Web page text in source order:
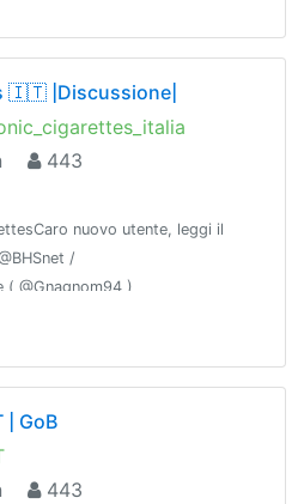
🇮🇹 |Discussione|
443
nuovo utente, leggi il
/
( @Gnagnom94 )
| GoB
443